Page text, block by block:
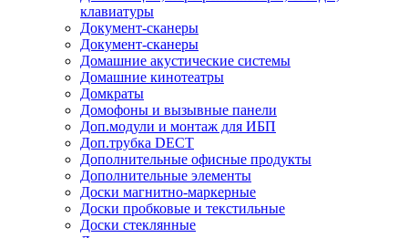
клавиатуры
Документ-сканеры
Документ-сканеры
Домашние акустические системы
Домашние кинотеатры
Домкраты
Домофоны и вызывные панели
Доп.модули и монтаж для ИБП
Доп.трубка DECT
Дополнительные офисные продукты
Дополнительные элементы
Доски магнитно-маркерные
Доски пробковые и текстильные
Доски стеклянные